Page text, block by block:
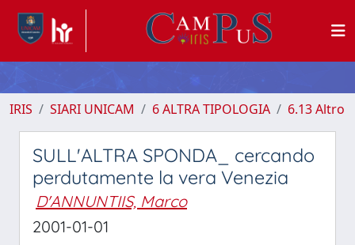
IRIS SIARI UNICAM 6 ALTRA TIPOLOGIA 6.13 Altro
SULL'ALTRA SPONDA_ cercando
perdutamente la vera Venezia
D'ANNUNTIIS, Marco
2001-01-01